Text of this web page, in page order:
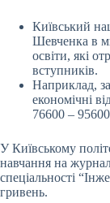
Київський
Шевченка в
освіти, які
вступників.
Наприклад,
економічні
76600 –
У Київському
навчання на
спеціальності
гривень.